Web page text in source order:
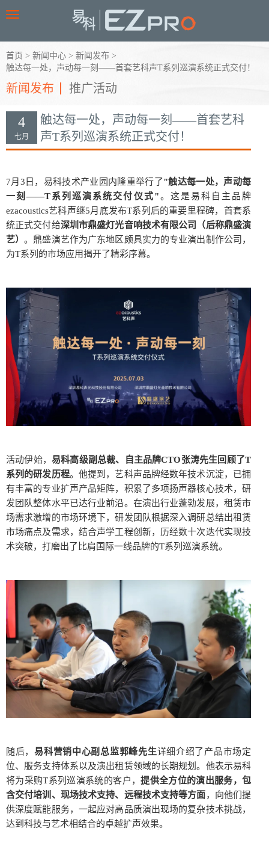
Toggle
首页 > 新闻中心 > 新闻发布 >
触达每一处，声动每一刻——首套艺科声T系列巡演系统正式交付！
新闻发布 推广活动
4
七月
触达每一处，声动每一刻——首套艺科
声T系列巡演系统正式交付！
7月3日，易科技术产业园内隆重举行了"触达每一处，声动每
一刻——T系列巡演系统交付仪式"。这是易科自主品牌
ezacoustics艺科声继5月底发布T系列后的重要里程碑，首套系
统正式交付给深圳市鼎盛灯光音响技术有限公司（后称鼎盛演
艺）。鼎盛演艺作为广东地区颇具实力的专业演出制作公司，
为T系列的市场应用揭开了精彩序幕。
活动伊始， 易科高级副总裁、自主品牌CTO张涛先生回顾了T
系列的研发历程。他提到，艺科声品牌经数年技术沉淀，已拥
有丰富的专业扩声产品矩阵，积累了多项扬声器核心技术，研
发团队整体水平已达行业前沿。在演出行业蓬勃发展，租赁市
场需求激增的市场环境下，研发团队根据深入调研总结出租赁
市场痛点及需求，结合声学工程创新，历经数十次迭代实现技
术突破，打磨出了比肩国际一线品牌的T系列巡演系统。
随后，易科营销中心副总监郭峰先生详细介绍了产品市场定
位、服务支持体系以及演出租赁领域的长期规划。他表示易科
将为采购T系列巡演系统的客户，提供全方位的演出服务，包
含交付培训、现场技术支持、远程技术支持等方面 ，向他们提
供深度赋能服务，一起应对高品质演出现场的复杂技术挑战，
达到科技与艺术相结合的卓越扩声效果。